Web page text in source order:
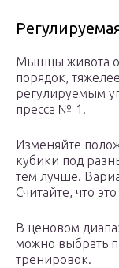
Мышцы живота
порядок,
регулируемым
пресса № 1.
Изменяйте
кубики под
тем лучше.
Считайте, что
В ценовом
можно выбрать
тренировок.